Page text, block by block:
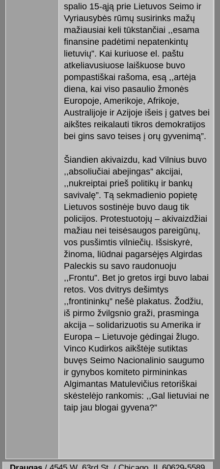
spalio 15-ąją prie Lietuvos Seimo ir
Vyriausybės rūmų susirinks mažų
mažiausiai keli tūkstančiai ,,esama
finansine padėtimi nepatenkintų
lietuvių”. Kai kuriuose el. paštu
atkeliavusiuose laiškuose buvo
pompastiškai rašoma, esą ,,artėja
diena, kai viso pasaulio žmonės
Europoje, Amerikoje, Afrikoje,
Australijoje ir Azijoje išeis į gatves bei
aikštes reikalauti tikros demokratijos
bei gins savo teises į orų gyvenimą”.
Šiandien akivaizdu, kad Vilnius buvo
,,absoliučiai abejingas” akcijai,
,,nukreiptai prieš politikų ir bankų
savivalę”. Tą sekmadienio popietę
Lietuvos sostinėje buvo daug tik
policijos. Protestuotojų – akivaizdžiai
mažiau nei teisėsaugos pareigūnų,
vos pusšimtis vilniečių. Išsiskyrė,
žinoma, liūdnai pagarsėjęs Algirdas
Paleckis su savo raudonuoju
,,Frontu”. Bet jo gretos irgi buvo labai
retos. Vos dvitrys dešimtys
,,frontininkų” nešė plakatus. Žodžiu,
iš pirmo žvilgsnio graži, prasminga
akcija – solidarizuotis su Amerika ir
Europa – Lietuvoje gėdingai žlugo.
Vinco Kudirkos aikštėje sutiktas
buvęs Seimo Nacionalinio saugumo
ir gynybos komiteto pirmininkas
Algimantas Matulevičius retoriškai
skėstelėjo rankomis: ,,Gal lietuviai ne
taip jau blogai gyvena?”